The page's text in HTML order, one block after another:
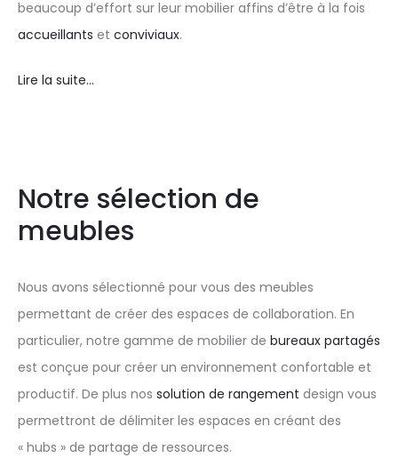
beaucoup d’effort sur leur mobilier affins d’être à la fois
accueillants et conviviaux.
Lire la suite…
Notre sélection de
meubles
Nous avons sélectionné pour vous des meubles
permettant de créer des espaces de collaboration. En
particulier, notre gamme de mobilier de bureaux partagés
est conçue pour créer un environnement confortable et
productif. De plus nos solution de rangement design vous
permettront de délimiter les espaces en créant des
« hubs » de partage de ressources.